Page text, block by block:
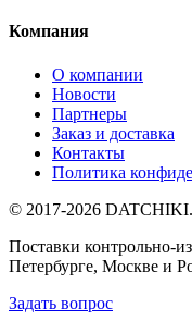
Компания
О компании
Новости
Партнеры
Заказ и доставка
Контакты
Политика
© 2017-2026 DATCHIKI
Поставки контрольно-
Петербурге, Москве и
Задать вопрос